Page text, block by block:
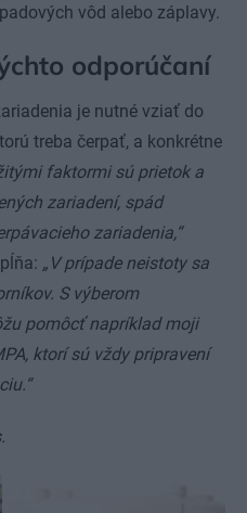
vôd alebo záplavy.
odporúčaní
je nutné vziať do
treba čerpať, a konkrétne
faktormi sú prietok a
zariadení, spád
zariadenia,“
„V prípade neistoty sa
S výberom
pomôcť napríklad moji
ktorí sú vždy pripravení